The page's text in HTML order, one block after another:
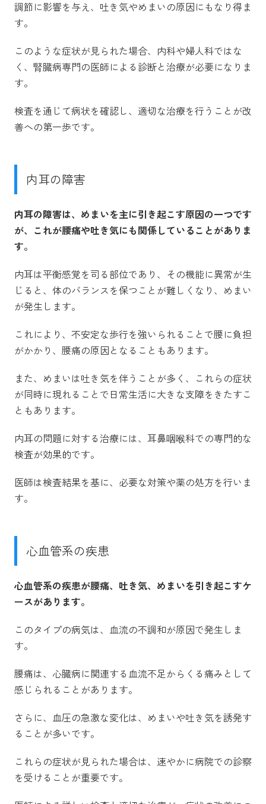
調節に影響を与え、吐き気やめまいの原因にもなり得ま
す。
このような症状が見られた場合、内科や婦人科ではな
く、腎臓病専門の医師による診断と治療が必要になりま
す。
検査を通じて病状を確認し、適切な治療を行うことが改
善への第一歩です。
内耳の障害
内耳の障害は、めまいを主に引き起こす原因の一つです
が、これが腰痛や吐き気にも関係していることがありま
す。
内耳は平衡感覚を司る部位であり、その機能に異常が生
じると、体のバランスを保つことが難しくなり、めまい
が発生します。
これにより、不安定な歩行を強いられることで腰に負担
がかかり、腰痛の原因となることもあります。
また、めまいは吐き気を伴うことが多く、これらの症状
が同時に現れることで日常生活に大きな支障をきたすこ
ともあります。
内耳の問題に対する治療には、耳鼻咽喉科での専門的な
検査が効果的です。
医師は検査結果を基に、必要な対策や薬の処方を行いま
す。
心血管系の疾患
心血管系の疾患が腰痛、吐き気、めまいを引き起こすケ
ースがあります。
このタイプの病気は、血流の不調和が原因で発生しま
す。
腰痛は、心臓病に関連する血流不足からくる痛みとして
感じられることがあります。
さらに、血圧の急激な変化は、めまいや吐き気を誘発す
ることが多いです。
これらの症状が見られた場合は、速やかに病院での診察
を受けることが重要です。